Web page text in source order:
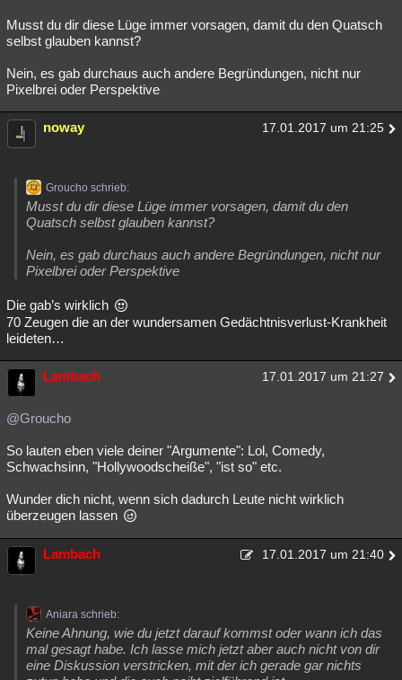
Musst du dir diese Lüge immer vorsagen, damit du den Quatsch
selbst glauben kannst?
Nein, es gab durchaus auch andere Begründungen, nicht nur
Pixelbrei oder Perspektive
noway 17.01.2017 um 21:25
Groucho schrieb:
Musst du dir diese Lüge immer vorsagen, damit du den
Quatsch selbst glauben kannst?
Nein, es gab durchaus auch andere Begründungen, nicht nur
Pixelbrei oder Perspektive
Die gab’s wirklich
70 Zeugen die an der wundersamen Gedächtnisverlust-Krankheit
leideten…
Lambach 17.01.2017 um 21:27
@Groucho
So lauten eben viele deiner "Argumente": Lol, Comedy,
Schwachsinn, "Hollywoodscheiße", "ist so" etc.
Wunder dich nicht, wenn sich dadurch Leute nicht wirklich
überzeugen lassen
Lambach 17.01.2017 um 21:40
Aniara schrieb:
Keine Ahnung, wie du jetzt darauf kommst oder wann ich das
mal gesagt habe. Ich lasse mich jetzt aber auch nicht von dir
eine Diskussion verstricken, mit der ich gerade gar nichts